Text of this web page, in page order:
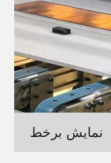
نمایش برخط